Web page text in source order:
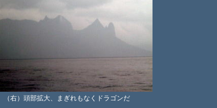
）頭部拡大、まぎれもなくドラゴンだ